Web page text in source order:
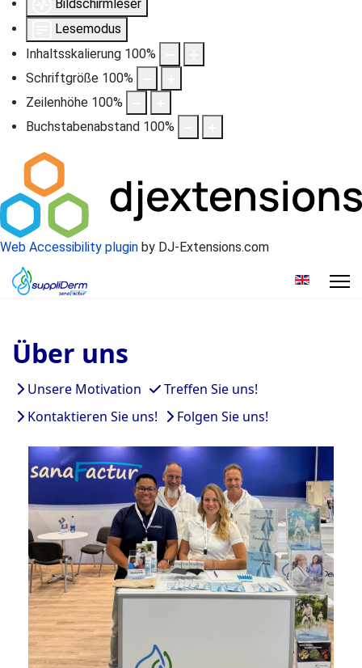
Bildschirmleser
Lesemodus
Inhaltsskalierung 100%
Schriftgröße 100%
Zeilenhöhe 100%
Buchstabenabstand 100%
Web Accessibility plugin by DJ-Extensions.com
Sprache
Über uns
Unsere Motivation
Treffen Sie uns!
Kontaktieren Sie uns!
Folgen Sie uns!